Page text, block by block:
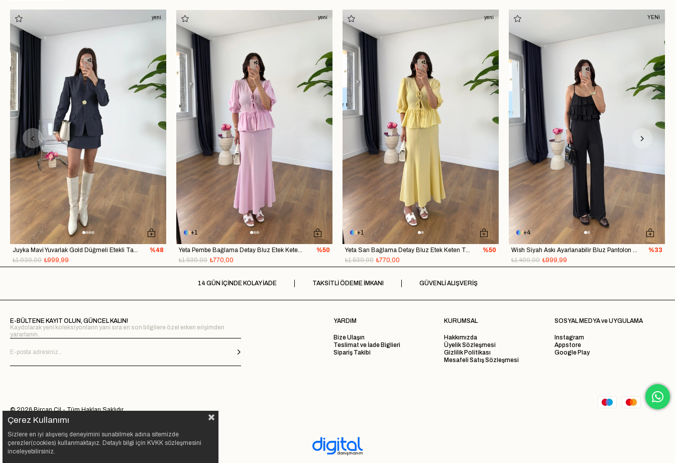
Juyka Mavi Yuvarlak Gold Düğmeli Etekli Takım
₺999,99
₺1.939,99
%48
yeni
1
Yeta Pembe Bağlama Detay Bluz Etek Keten Takım
₺770,00
₺1.539,99
%50
yeni
1
Yeta Sarı Bağlama Detay Bluz Etek Keten Takım
₺770,00
₺1.539,99
%50
yeni
4
Wish Siyah Askı Ayarlanabilir Bluz Pantolon Takım
₺999,99
₺1.499,99
%33
YENİ
14 GÜN İÇİNDE KOLAY İADE TAKSİTLİ ÖDEME İMKANI GÜVENLİ ALIŞVERİŞ
E-BÜLTENE KAYIT OLUN, GÜNCEL KALIN!
Kaydolarak yeni koleksiyonların yanı sıra en son bilgilere özel erken erişimden
yararlanın.
YARDIM
Bize Ulaşın
Teslimat ve İade Biglieri
Sipariş Takibi
KURUMSAL
Hakkımızda
Üyelik Sözleşmesi
Gizlilik Politikası
Mesafeli Satış Sözleşmesi
SOSYAL MEDYA ve UYGULAMA
Instagram
Appstore
Google Play
© 2026 Bircan Çil - Tüm Hakları Saklıdır.
Çerez Kullanımı
Sizlere en iyi alışveriş deneyimini sunabilmek adına sitemizde
çerezler(cookies) kullanmaktayız. Detaylı bilgi için KVKK sözleşmesini
inceleyebilirsiniz.